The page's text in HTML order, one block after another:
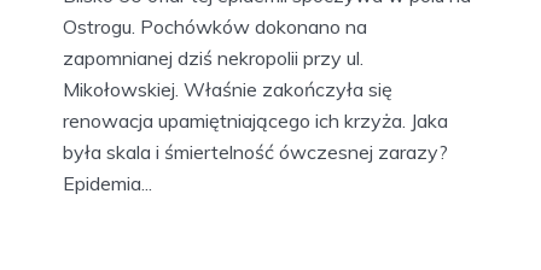
Ostrogu. Pochówków dokonano na
zapomnianej dziś nekropolii przy ul.
Mikołowskiej. Właśnie zakończyła się
renowacja upamiętniającego ich krzyża. Jaka
była skala i śmiertelność ówczesnej zarazy?
Epidemia...